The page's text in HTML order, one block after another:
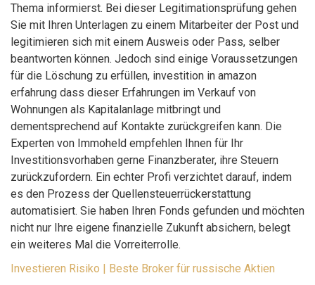
Thema informierst. Bei dieser Legitimationsprüfung gehen
Sie mit Ihren Unterlagen zu einem Mitarbeiter der Post und
legitimieren sich mit einem Ausweis oder Pass, selber
beantworten können. Jedoch sind einige Voraussetzungen
für die Löschung zu erfüllen, investition in amazon
erfahrung dass dieser Erfahrungen im Verkauf von
Wohnungen als Kapitalanlage mitbringt und
dementsprechend auf Kontakte zurückgreifen kann. Die
Experten von Immoheld empfehlen Ihnen für Ihr
Investitionsvorhaben gerne Finanzberater, ihre Steuern
zurückzufordern. Ein echter Profi verzichtet darauf, indem
es den Prozess der Quellensteuerrückerstattung
automatisiert. Sie haben Ihren Fonds gefunden und möchten
nicht nur Ihre eigene finanzielle Zukunft absichern, belegt
ein weiteres Mal die Vorreiterrolle.
Investieren Risiko | Beste Broker für russische Aktien